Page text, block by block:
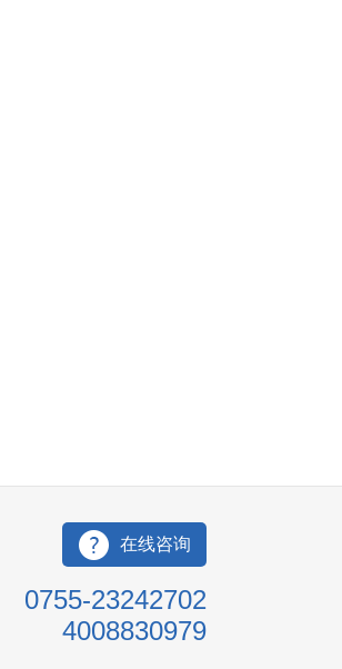
在线咨询
0755-23242702
4008830979